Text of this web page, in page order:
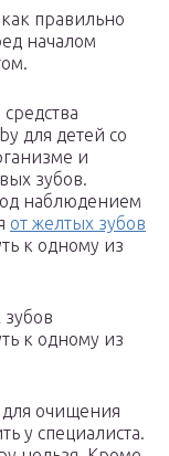
правильно
началом
для детей со
и
зубов.
наблюдением
от желтых зубов
к одному из
к одному из
для очищения
у специалиста.